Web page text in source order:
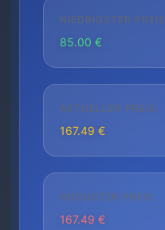
NIEDRIGSTER PREIS
85.00 €
AKTUELLER PREIS
167.49 €
HÖCHSTER PREIS
167.49 €